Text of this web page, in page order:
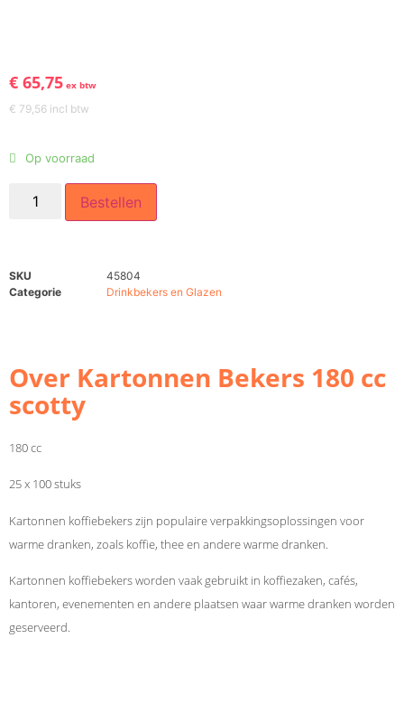
€ 65,75 ex btw
€ 79,56 incl btw
Op voorraad
Bestellen
SKU
45804
Categorie
Drinkbekers en Glazen
Over Kartonnen Bekers 180 cc
scotty
180 cc
25 x 100 stuks
Kartonnen koffiebekers zijn populaire verpakkingsoplossingen voor
warme dranken, zoals koffie, thee en andere warme dranken.
Kartonnen koffiebekers worden vaak gebruikt in koffiezaken, cafés,
kantoren, evenementen en andere plaatsen waar warme dranken worden
geserveerd.